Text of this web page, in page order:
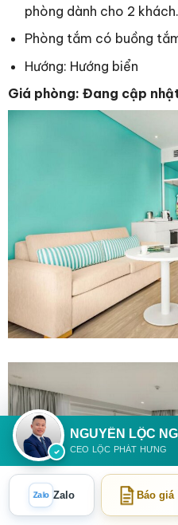
phòng dành cho 2 khách.
Phòng tắm có buồng
Hướng: Hướng biển
Giá phòng: Đang cập
NGUYỄN LỘC
CEO LỘC PHÁT HƯNG
Zalo Zalo Báo giá